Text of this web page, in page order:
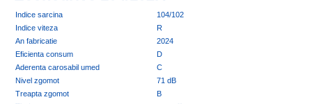
Indice sarcina
104/102
Indice viteza
R
An fabricatie
2024
Eficienta consum
D
Aderenta carosabil umed
C
Nivel zgomot
71 dB
Treapta zgomot
B